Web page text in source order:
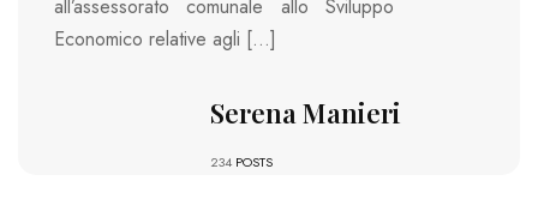
all’assessorato comunale allo Sviluppo
Economico relative agli […]
Serena Manieri
234 POSTS